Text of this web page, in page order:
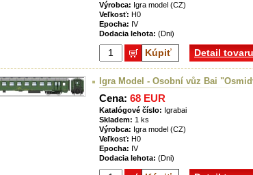
Výrobca: Igra model (CZ)
Veľkosť: H0
Epocha: IV
Dodacia lehota: (Dni)
Kúpiť Detail tovaru
Igra Model - Osobní vůz Bai
Cena: 68 EUR
Katalógové číslo: Igrabai
Skladem: 1 ks
Výrobca: Igra model (CZ)
Veľkosť: H0
Epocha: IV
Dodacia lehota: (Dni)